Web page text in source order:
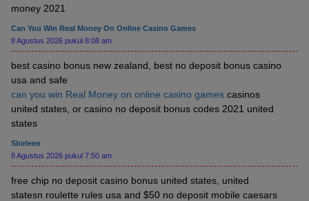
money 2021
Can You Win Real Money On Online Casino Games
8 Agustus 2026 pukul 8:08 am
best casino bonus new zealand, best no deposit bonus casino
usa and safe
can you win Real Money on online casino games casinos
united states, or casino no deposit bonus codes 2021 united
states
Shirleen
8 Agustus 2026 pukul 7:50 am
free chip no deposit casino bonus united states, united
statesn roulette rules usa and $50 no deposit mobile caesars